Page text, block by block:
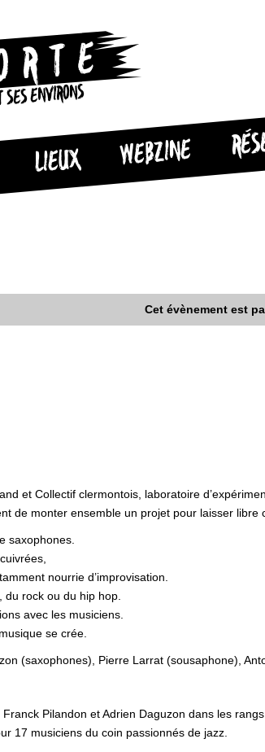
ENVIRONS
LIEUX WEBZINE
Cet évènement est
et Collectif clermontois, laboratoire
de monter ensemble un projet pour laisser libre
saxophones.
nourrie d’improvisation.
rock ou du hip hop.
avec les musiciens.
se crée.
(saxophones), Pierre Larrat (sousaphone),
Pilandon et Adrien Daguzon dans les
17 musiciens du coin passionnés de jazz.